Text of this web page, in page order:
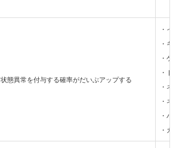
状態異常を付与する確率がだいぶアップする
・イ
・キ
・ゲ
・ド
・ネ
・ネ
・バ
・ガ